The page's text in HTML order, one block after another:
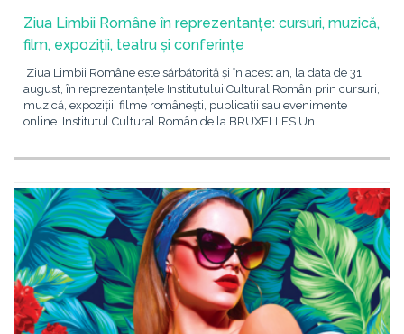
Ziua Limbii Române în reprezentanțe: cursuri, muzică,
film, expoziții, teatru și conferințe
Ziua Limbii Române este sărbătorită și în acest an, la data de 31
august, în reprezentanțele Institutului Cultural Român prin cursuri,
muzică, expoziții, filme românești, publicații sau evenimente
online. Institutul Cultural Român de la BRUXELLES Un